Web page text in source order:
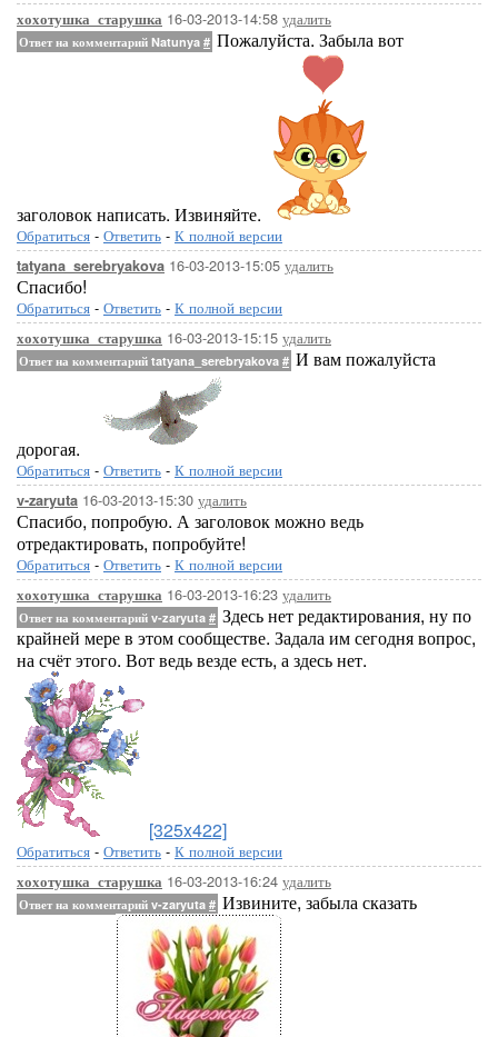
хохотушка_старушка 16-03-2013-14:58 удалить
Ответ на комментарий Natunya # Пожалуйста. Забыла вот
заголовок написать. Извиняйте.
Обратиться - Ответить - К полной версии
tatyana_serebryakova 16-03-2013-15:05 удалить
Спасибо!
Обратиться - Ответить - К полной версии
хохотушка_старушка 16-03-2013-15:15 удалить
Ответ на комментарий tatyana_serebryakova # И вам пожалуйста
дорогая.
Обратиться - Ответить - К полной версии
v-zaryuta 16-03-2013-15:30 удалить
Спасибо, попробую. А заголовок можно ведь
отредактировать, попробуйте!
Обратиться - Ответить - К полной версии
хохотушка_старушка 16-03-2013-16:23 удалить
Ответ на комментарий v-zaryuta # Здесь нет редактирования, ну по
крайней мере в этом сообществе. Задала им сегодня вопрос,
на счёт этого. Вот ведь везде есть, а здесь нет.
[325x422]
Обратиться - Ответить - К полной версии
хохотушка_старушка 16-03-2013-16:24 удалить
Ответ на комментарий v-zaryuta # Извините, забыла сказать